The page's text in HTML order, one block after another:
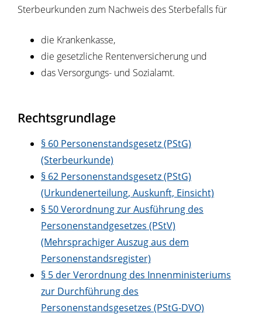
Sterbeurkunden zum Nachweis des Sterbefalls für
die Krankenkasse,
die gesetzliche Rentenversicherung und
das Versorgungs- und Sozialamt.
Rechtsgrundlage
§ 60 Personenstandsgesetz (PStG)
(Sterbeurkunde)
§ 62 Personenstandsgesetz (PStG)
(Urkundenerteilung, Auskunft, Einsicht)
§ 50 Verordnung zur Ausführung des
Personenstandgesetzes (PStV)
(Mehrsprachiger Auszug aus dem
Personenstandsregister)
§ 5 der Verordnung des Innenministeriums
zur Durchführung des
Personenstandsgesetzes (PStG-DVO)